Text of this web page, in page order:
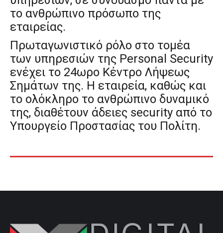
το ανθρώπινο πρόσωπο της
εταιρείας.
Πρωταγωνιστικό ρόλο στο τομέα
των υπηρεσιών της Personal Security
ενέχει το 24ωρο Κέντρο Λήψεως
Σημάτων της. Η εταιρεία, καθώς και
το ολόκληρο το ανθρώπινο δυναμικό
της, διαθέτουν άδειες security από το
Υπουργείο Προστασίας του Πολίτη.